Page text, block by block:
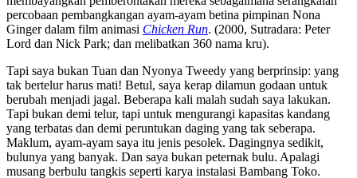
percobaan pembangkangan ayam-ayam betina pimpinan Nona
Ginger dalam film animasi Chicken Run. (2000, Sutradara: Peter
Lord dan Nick Park; dan melibatkan 360 nama kru).
Tapi saya bukan Tuan dan Nyonya Tweedy yang berprinsip: yang
tak bertelur harus mati! Betul, saya kerap dilamun godaan untuk
berubah menjadi jagal. Beberapa kali malah sudah saya lakukan.
Tapi bukan demi telur, tapi untuk mengurangi kapasitas kandang
yang terbatas dan demi peruntukan daging yang tak seberapa.
Maklum, ayam-ayam saya itu jenis pesolek. Dagingnya sedikit,
bulunya yang banyak. Dan saya bukan peternak bulu. Apalagi
musang berbulu tangkis seperti karya instalasi Bambang Toko.